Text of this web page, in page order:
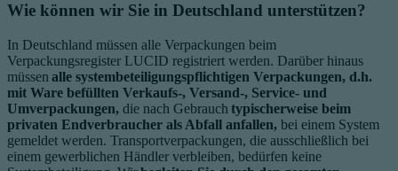
Wie können wir Sie in Deutschland unterstützen?
In Deutschland müssen alle Verpackungen beim
Verpackungsregister LUCID registriert werden. Darüber hinaus
müssen alle systembeteiligungspflichtigen Verpackungen, d.h.
mit Ware befüllten Verkaufs-, Versand-, Service- und
Umverpackungen, die nach Gebrauch typischerweise beim
privaten Endverbraucher als Abfall anfallen, bei einem System
gemeldet werden. Transportverpackungen, die ausschließlich bei
einem gewerblichen Händler verbleiben, bedürfen keine